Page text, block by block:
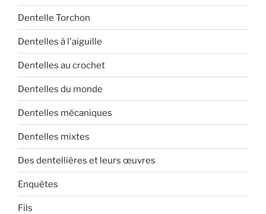
Dentelle Torchon
Dentelles à l'aiguille
Dentelles au crochet
Dentelles du monde
Dentelles mécaniques
Dentelles mixtes
Des dentellières et leurs œuvres
Enquêtes
Fils